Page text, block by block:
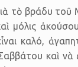
τὸ βράδυ
μόλις
καλό,
καὶ νὰ